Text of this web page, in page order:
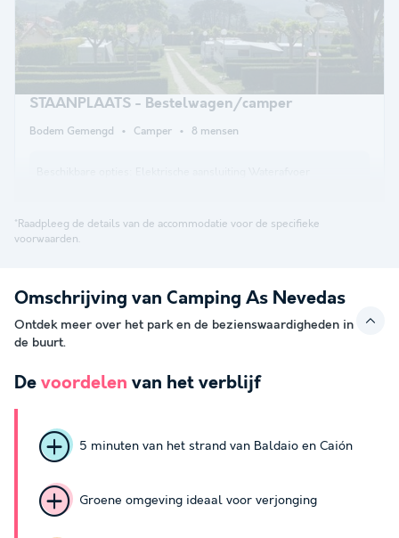
STAANPLAATS - Bestelwagen/camper
Bodem Gemengd Camper 8 mensen
*Raadpleeg de details van de accommodatie voor de specifieke
voorwaarden.
Omschrijving van Camping As Nevedas
Ontdek meer over het park en de bezienswaardigheden in
de buurt.
De voordelen van het verblijf
5 minuten van het strand van Baldaio en Caión
Groene omgeving ideaal voor verjonging